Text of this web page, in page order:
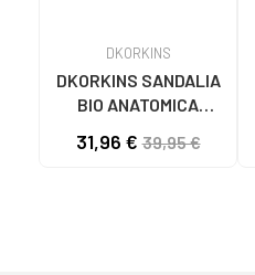
DKORKINS
DKORKINS SANDALIA
BIO ANATOMICA
PARIS GRIS
31,96 €39,95 €